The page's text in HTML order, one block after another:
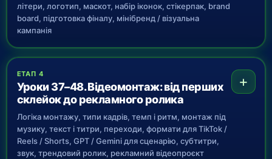
літери, логотип, маскот, набір іконок, стікерпак, brand
board, підготовка фіналу, мінібренд / візуальна
кампанія
ЕТАП 4
Уроки 37–48. Відеомонтаж: від перших
склейок до рекламного ролика
Логіка монтажу, типи кадрів, темп і ритм, монтаж під
музику, текст і титри, переходи, формати для TikTok /
Reels / Shorts, GPT / Gemini для сценарію, субтитри,
звук, трендовий ролик, рекламний відеопроєкт
+